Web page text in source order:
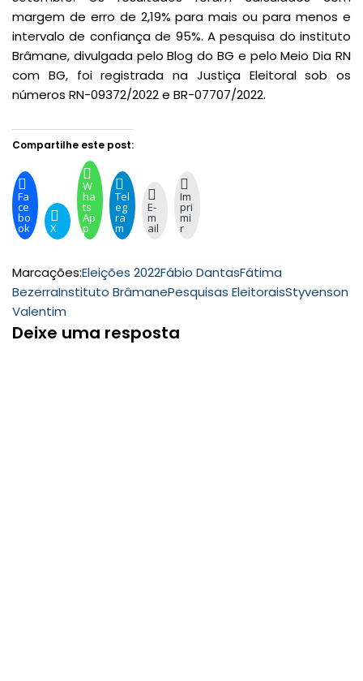
margem de erro de 2,19% para mais ou para menos e
intervalo de confiança de 95%. A pesquisa do instituto
Brâmane, divulgada pelo Blog do BG e pelo Meio Dia RN
com BG, foi registrada na Justiça Eleitoral sob os
números RN-09372/2022 e BR-07707/2022.
Compartilhe este post:
Fa
ce
bo
ok X
W
ha
ts
Ap
p
Tel
eg
ra
m
E-
m
ail
Im
pri
mi
r
Marcações:Eleições 2022Fábio DantasFátima
BezerraInstituto BrâmanePesquisas EleitoraisStyvenson
Valentim
Deixe uma resposta